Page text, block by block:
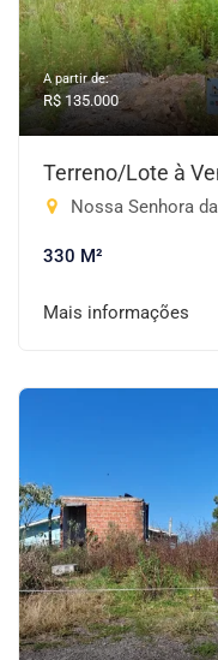
A partir de:
R$ 135.000
Terreno/Lote à
Nossa Senhora
330 M²
Mais informações